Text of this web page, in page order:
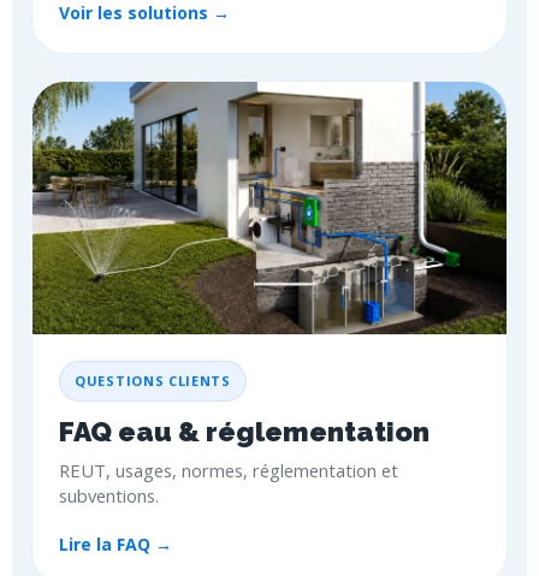
Voir les solutions →
QUESTIONS CLIENTS
FAQ eau & réglementation
REUT, usages, normes, réglementation et
subventions.
Lire la FAQ →